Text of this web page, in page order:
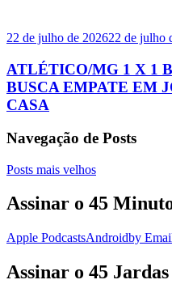
22 de julho de 202622 de julho
ATLÉTICO/MG 1 X 1
BUSCA EMPATE EM
CASA
Navegação de Posts
Posts mais velhos
Assinar o 45
Apple PodcastsAndroidby
Assinar o 45 Jardas